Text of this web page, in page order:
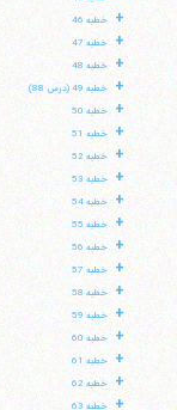
+ خطبه 46
+ خطبه 47
+ خطبه 48
+ خطبه 49 (درس 88)
+ خطبه 50
+ خطبه 51
+ خطبه 52
+ خطبه 53
+ خطبه 54
+ خطبه 55
+ خطبه 56
+ خطبه 57
+ خطبه 58
+ خطبه 59
+ خطبه 60
+ خطبه 61
+ خطبه 62
+ خطبه 63